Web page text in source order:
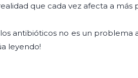
que cada vez afecta a más
antibióticos no es un problema
leyendo!